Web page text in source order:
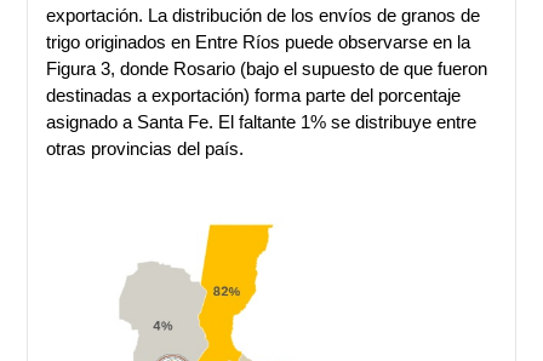
exportación. La distribución de los envíos de granos de
trigo originados en Entre Ríos puede observarse en la
Figura 3, donde Rosario (bajo el supuesto de que fueron
destinadas a exportación) forma parte del porcentaje
asignado a Santa Fe. El faltante 1% se distribuye entre
otras provincias del país.